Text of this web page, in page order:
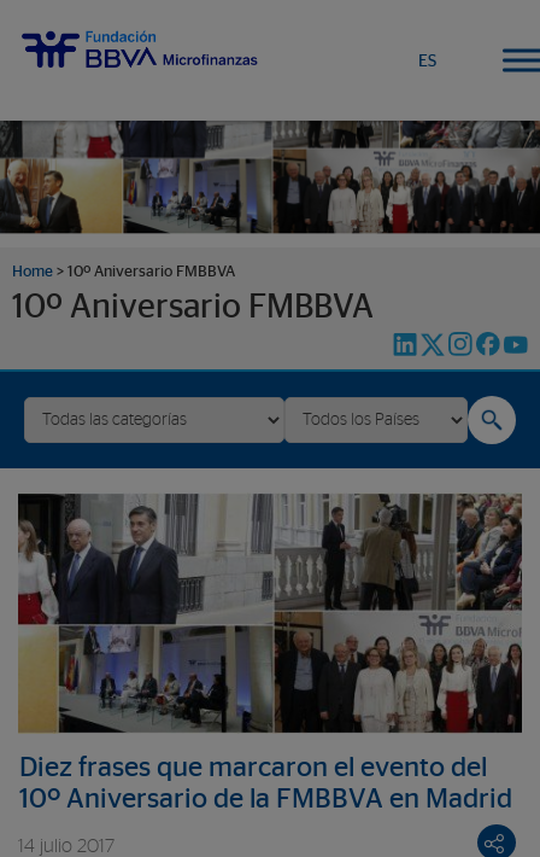
ES
Home > 10º Aniversario FMBBVA
10º Aniversario FMBBVA
Diez frases que marcaron el evento del
10º Aniversario de la FMBBVA en Madrid
14 julio 2017